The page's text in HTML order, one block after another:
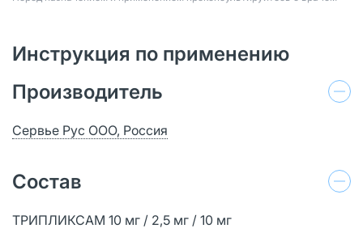
Инструкция по применению
Производитель
Сервье Рус ООО, Россия
Состав
ТРИПЛИКСАМ 10 мг / 2,5 мг / 10 мг